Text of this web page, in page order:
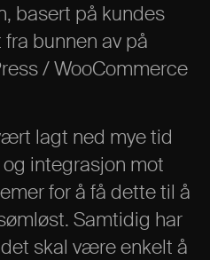
basert på kundes
bunnen av på
/ WooCommerce
lagt ned mye tid
integrasjon mot
for å få dette til å
Samtidig har
skal være enkelt å